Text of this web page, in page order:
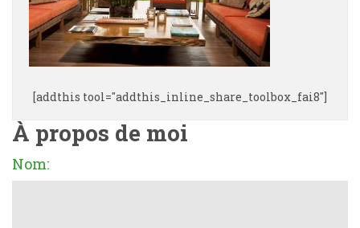
[addthis tool="addthis_inline_share_toolbox_fai8"]
À propos de moi
Nom: